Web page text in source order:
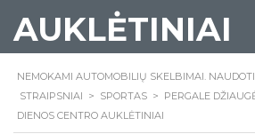
AUKLĖTINIAI
NEMOKAMI AUTOMOBILIŲ SKELBIMAI.
STRAIPSNIAI > SPORTAS > PERGALE
DIENOS CENTRO AUKLĖTINIAI